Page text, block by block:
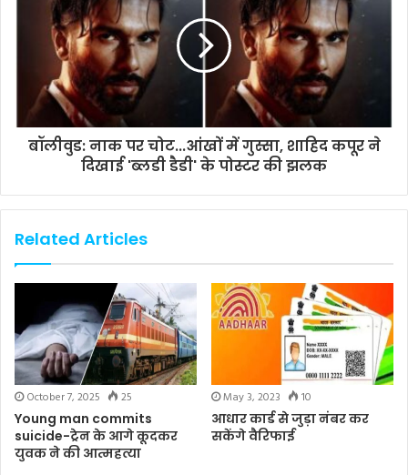
बॉलीवुड: नाक पर चोट...आंखों में गुस्सा, शाहिद कपूर ने
दिखाई 'ब्लडी डैडी' के पोस्टर की झलक
Related Articles
October 7, 2025
25
Young man commits
suicide-ट्रेन के आगे कूदकर
युवक ने की आत्महत्या
May 3, 2023
10
आधार कार्ड से जुड़ा नंबर कर
सकेंगे वैरिफाई